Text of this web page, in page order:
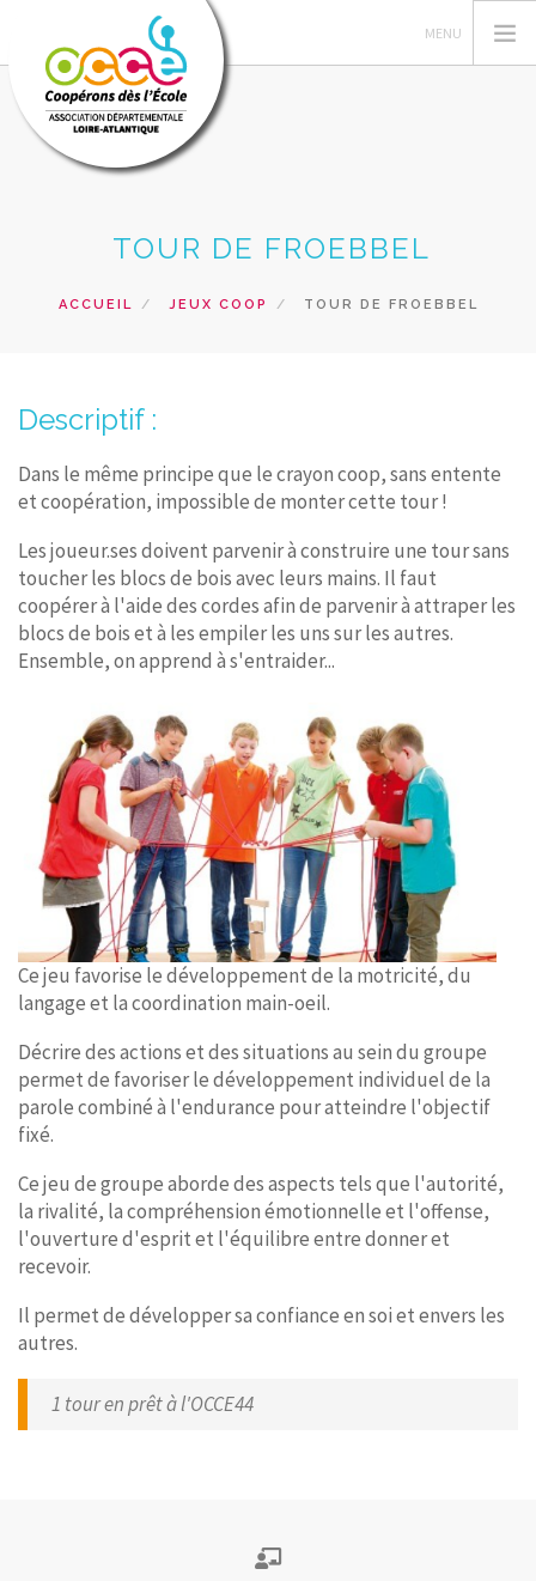
ESPACE MANDATAIRE
CONTACT
TOUR DE FROEBBEL
ACCUEIL JEUX COOP TOUR DE FROEBBEL
Descriptif :
Dans le même principe que le crayon coop, sans entente
et coopération, impossible de monter cette tour !
Les joueur.ses doivent parvenir à construire une tour sans
toucher les blocs de bois avec leurs mains. Il faut
coopérer à l'aide des cordes afin de parvenir à attraper les
blocs de bois et à les empiler les uns sur les autres.
Ensemble, on apprend à s'entraider...
Ce jeu favorise le développement de la motricité, du
langage et la coordination main-oeil.
Décrire des actions et des situations au sein du groupe
permet de favoriser le développement individuel de la
parole combiné à l'endurance pour atteindre l'objectif
fixé.
Ce jeu de groupe aborde des aspects tels que l'autorité,
la rivalité, la compréhension émotionnelle et l'offense,
l'ouverture d'esprit et l'équilibre entre donner et
recevoir.
Il permet de développer sa confiance en soi et envers les
autres.
1 tour en prêt à l'OCCE44